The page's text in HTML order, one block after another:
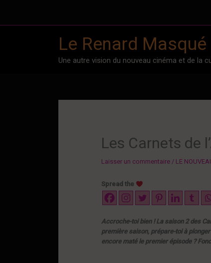
contenu
Le Renard Masqué
Une autre vision du nouveau cinéma et de la
Les Carnets de
Laisser un commentaire / LE
Spread the
Accroche-toi bien ! La saison 2 des
première saison, prépare-toi à
encore maté le premier épisode ?